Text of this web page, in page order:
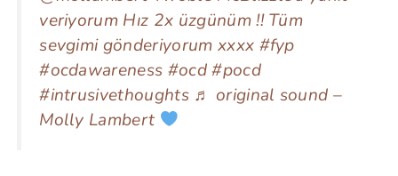
veriyorum Hız 2x üzgünüm !! Tüm
sevgimi gönderiyorum xxxx #fyp
#ocdawareness #ocd #pocd
#intrusivethoughts ♬ original sound –
Molly Lambert